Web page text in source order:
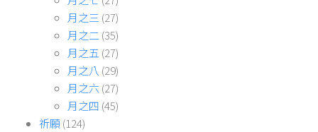
月之三 (27)
月之二 (35)
月之五 (27)
月之八 (29)
月之六 (27)
月之四 (45)
祈願(124)